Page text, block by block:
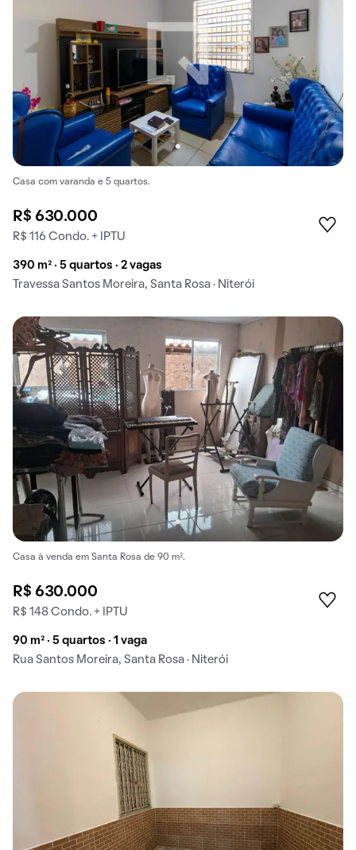
Casa com varanda e 5 quartos.
R$ 630.000
R$ 116 Condo. + IPTU
390 m² · 5 quartos · 2 vagas
Travessa Santos Moreira, Santa Rosa · Niterói
Casa à venda em Santa Rosa de 90 m².
R$ 630.000
R$ 148 Condo. + IPTU
90 m² · 5 quartos · 1 vaga
Rua Santos Moreira, Santa Rosa · Niterói